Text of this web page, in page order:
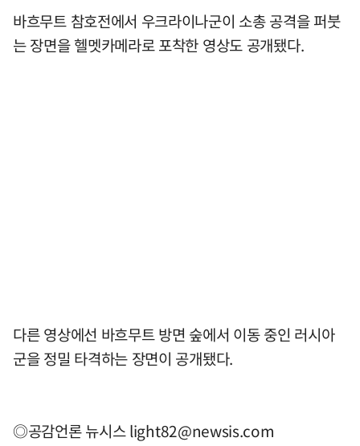
바흐무트 참호전에서 우크라이나군이 소총 공격을 퍼붓
는 장면을 헬멧카메라로 포착한 영상도 공개됐다.
다른 영상에선 바흐무트 방면 숲에서 이동 중인 러시아
군을 정밀 타격하는 장면이 공개됐다.
◎공감언론 뉴시스light82@newsis.com